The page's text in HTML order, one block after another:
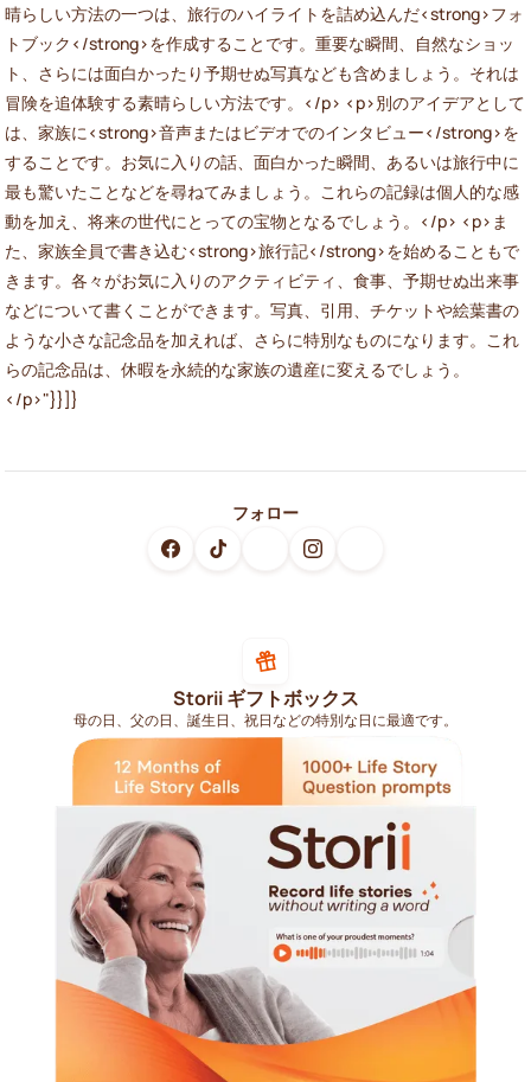
晴らしい方法の一つは、旅行のハイライトを詰め込んだ<strong>フォ
トブック</strong>を作成することです。重要な瞬間、自然なショッ
ト、さらには面白かったり予期せぬ写真なども含めましょう。それは
冒険を追体験する素晴らしい方法です。</p> <p>別のアイデアとして
は、家族に<strong>音声またはビデオでのインタビュー</strong>を
することです。お気に入りの話、面白かった瞬間、あるいは旅行中に
最も驚いたことなどを尋ねてみましょう。これらの記録は個人的な感
動を加え、将来の世代にとっての宝物となるでしょう。</p> <p>ま
た、家族全員で書き込む<strong>旅行記</strong>を始めることもで
きます。各々がお気に入りのアクティビティ、食事、予期せぬ出来事
などについて書くことができます。写真、引用、チケットや絵葉書の
ような小さな記念品を加えれば、さらに特別なものになります。これ
らの記念品は、休暇を永続的な家族の遺産に変えるでしょう。
</p>"}}]}
フォロー
Storii ギフトボックス
母の日、父の日、誕生日、祝日などの特別な日に最適です。